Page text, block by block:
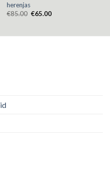
herenjas
€85.00 €65.00